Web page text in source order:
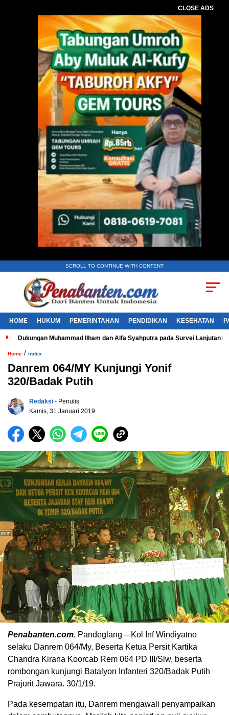
CLOSE ADS
SCROLL TO CONTINUE WITH CONTENT
HOME HUKUM PEMERINTAHAN PENDIDIKAN KESEHATAN
Dukungan Muhammad Ilham dan Alfa Syahputra pada Survei Lanjutan
Home / index
Danrem 064/MY Kunjungi Yonif
320/Badak Putih
Redaksi - Penulis
Kamis, 31 Januari 2019
Penabanten.com, Pandeglang – Kol Inf Windiyatno
selaku Danrem 064/My, Beserta Ketua Persit Kartika
Chandra Kirana Koorcab Rem 064 PD III/Slw, beserta
rombongan kunjungi Batalyon Infanteri 320/Badak Putih
Prajurit Jawara. 30/1/19.
Pada kesempatan itu, Danrem mengawali penyampaikan